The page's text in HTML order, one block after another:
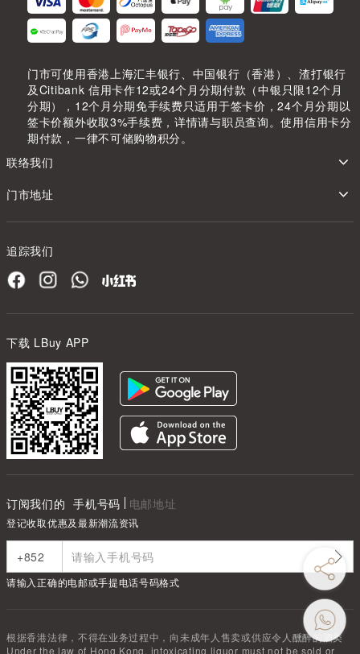
门市可使用香港上海汇丰银行、中国银行（香港）、渣打银行
及Citibank 信用卡作12或24个月分期付款（中银只限12个月
分期），12个月分期免手续费只适用于签卡价，24个月分期以
签卡价额外收取3%手续费，详情请与职员查询。使用信用卡分
期付款，一律不可储购物积分。
联络我们
门市地址
追踪我们
下载 LBuy APP
订阅我们的 手机号码 电邮地址
登记收取优惠及最新潮流资讯
请输入正确的电邮或手提电话号码格式
根据香港法律，不得在业务过程中，向未成年人售卖或供应令人醺醉的酒类
Under the law of Hong Kong, intoxicating liquor must not be sold or